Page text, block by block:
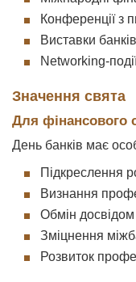
Конференції з
Виставки
Networking-
Значення свята
Для фінансового
День банків має
Підкреслення
Визнання
Обмін досвідом
Зміцнення
Розвиток